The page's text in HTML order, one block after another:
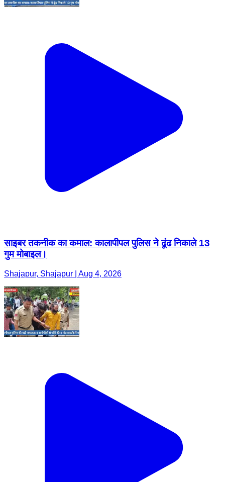
साइबर तकनीक का कमाल: कालापीपल पुलिस ने ढूंढ निकाले 13
गुम मोबाइल।
Shajapur, Shajapur | Aug 4, 2026